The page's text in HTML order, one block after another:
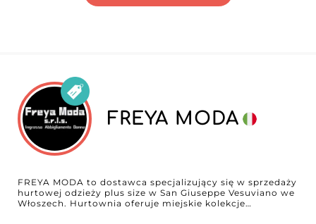
FREYA MODA
FREYA MODA to dostawca specjalizujący się w sprzedaży
hurtowej odzieży plus size w San Giuseppe Vesuviano we
Włoszech. Hurtownia oferuje miejskie kolekcje